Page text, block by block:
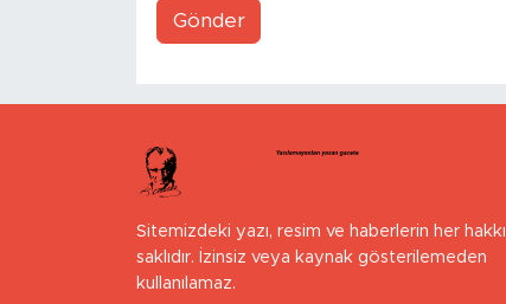
Gönder
Sitemizdeki yazı, resim ve haberlerin her hakkı
saklıdır. İzinsiz veya kaynak gösterilemeden
kullanılamaz.